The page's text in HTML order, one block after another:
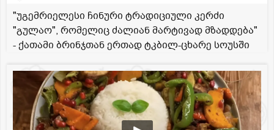
"უგემრიელესი ჩინური ტრადიციული კერძი
"გულაო", რომელიც ძალიან მარტივად მზადდება"
- ქათამი ბრინჯთან ერთად ტკბილ-ცხარე სოუსში